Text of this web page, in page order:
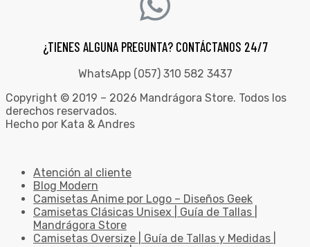
¿TIENES ALGUNA PREGUNTA? CONTÁCTANOS 24/7
WhatsApp (057) 310 582 3437
Copyright © 2019 – 2026 Mandrágora Store. Todos los
derechos reservados.
Hecho por Kata & Andres
Atención al cliente
Blog Modern
Camisetas Anime por Logo – Diseños Geek
Camisetas Clásicas Unisex | Guía de Tallas |
Mandrágora Store
Camisetas Oversize | Guía de Tallas y Medidas |